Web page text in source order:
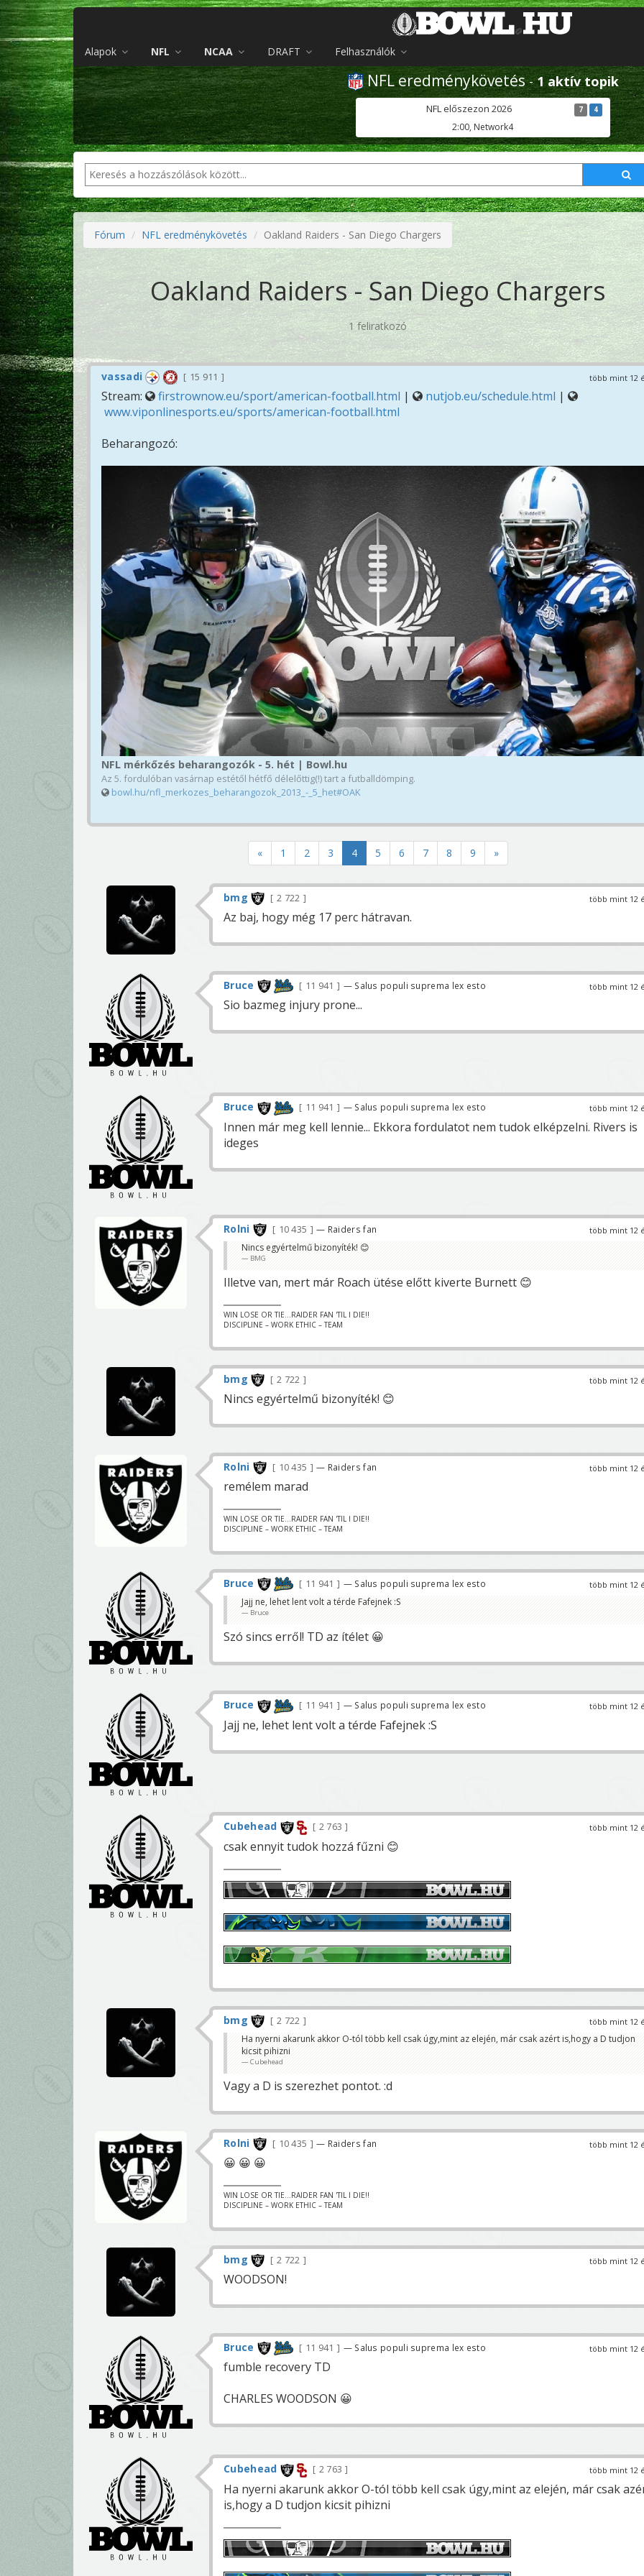
Alapok NFL NCAA DRAFT Felhasználók
NFL eredménykövetés -1 aktív topik
NFL előszezon 2026 7 4
2:00, Network4
Fórum NFL eredménykövetés Oakland Raiders - San Diego Chargers
Oakland Raiders - San Diego Chargers
1 feliratkozó
több mint 12
vassadi 15 911
Stream: firstrownow.eu/sport/american-football.html | nutjob.eu/schedule.html |
www.viponlinesports.eu/sports/american-football.html
Beharangozó:
NFL mérkőzés beharangozók - 5. hét | Bowl.hu
Az 5. fordulóban vasárnap estétől hétfő délelőttig(!) tart a futballdömping.
bowl.hu/nfl_merkozes_beharangozok_2013_-_5_het#OAK
« 1 2 3 4 5 6 7 8 9 »
több mint 12
bmg 2 722
Az baj, hogy még 17 perc hátravan.
több mint 12
Bruce 11 941 — Salus populi suprema lex esto
Sio bazmeg injury prone...
több mint 12
Bruce 11 941 — Salus populi suprema lex esto
Innen már meg kell lennie... Ekkora fordulatot nem tudok elképzelni. Rivers is
ideges
több mint 12
Rolni 10 435 — Raiders fan
Nincs egyértelmű bizonyíték! 😊
BMG
Illetve van, mert már Roach ütése előtt kiverte Burnett 😊
WIN LOSE OR TIE...RAIDER FAN 'TIL I DIE!!
DISCIPLINE – WORK ETHIC – TEAM
több mint 12
bmg 2 722
Nincs egyértelmű bizonyíték! 😊
több mint 12
Rolni 10 435 — Raiders fan
remélem marad
WIN LOSE OR TIE...RAIDER FAN 'TIL I DIE!!
DISCIPLINE – WORK ETHIC – TEAM
több mint 12
Bruce 11 941 — Salus populi suprema lex esto
Jajj ne, lehet lent volt a térde Fafejnek :S
Bruce
Szó sincs erről! TD az ítélet 😀
több mint 12
Bruce 11 941 — Salus populi suprema lex esto
Jajj ne, lehet lent volt a térde Fafejnek :S
több mint 12
Cubehead 2 763
csak ennyit tudok hozzá fűzni 😊
több mint 12
bmg
2 722
Ha nyerni akarunk akkor O-tól több kell csak úgy,mint az elején, már csak azért is,hogy a D tudjon
kicsit pihizni
Cubehead
Vagy a D is szerezhet pontot. :d
több mint 12
Rolni 10 435 — Raiders fan
😀 😀 😀
WIN LOSE OR TIE...RAIDER FAN 'TIL I DIE!!
DISCIPLINE – WORK ETHIC – TEAM
több mint 12
bmg 2 722
WOODSON!
több mint 12
Bruce 11 941 — Salus populi suprema lex esto
fumble recovery TD
CHARLES WOODSON 😀
több mint 12
Cubehead 2 763
Ha nyerni akarunk akkor O-tól több kell csak úgy,mint az elején, már csak
is,hogy a D tudjon kicsit pihizni